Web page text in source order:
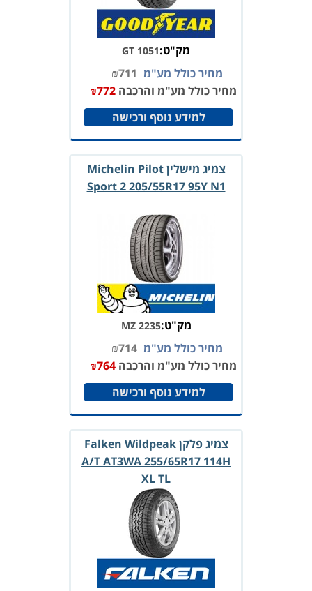
מק"ט:GT 1051
מחיר כולל מע"מ ₪711
מחיר כולל מע"מ והרכבה
₪772
למידע נוסף ורכישה
צמיג מישלין Michelin Pilot
Sport 2 205/55R17 95Y N1
מק"ט:MZ 2235
מחיר כולל מע"מ ₪714
מחיר כולל מע"מ והרכבה
₪764
למידע נוסף ורכישה
צמיג פלקן Falken Wildpeak
A/T AT3WA 255/65R17 114H
XL TL